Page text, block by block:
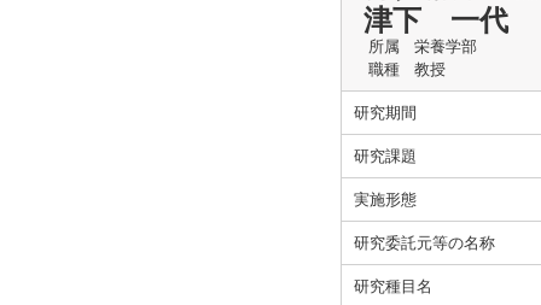
津下 一代
所属
栄養学部
職種
教授
研究期間
研究課題
実施形態
研究委託元等の名称
研究種目名